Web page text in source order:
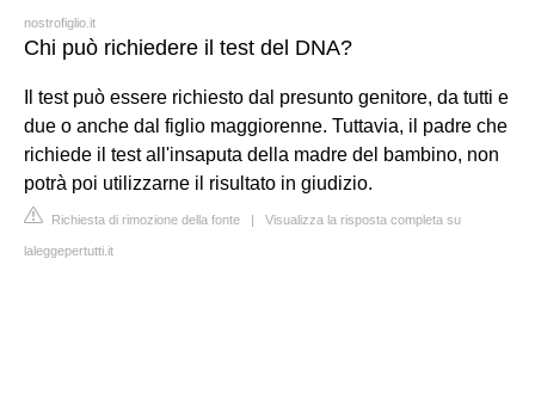
nostrofiglio.it
Chi può richiedere il test del DNA?
Il test può essere richiesto dal presunto genitore, da tutti e
due o anche dal figlio maggiorenne. Tuttavia, il padre che
richiede il test all'insaputa della madre del bambino, non
potrà poi utilizzarne il risultato in giudizio.
Richiesta di rimozione della fonte | Visualizza la risposta completa su
laleggepertutti.it